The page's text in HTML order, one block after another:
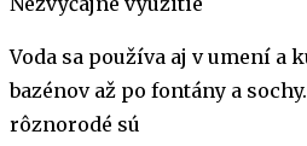
Voda sa používa aj v umení a
bazénov až po fontány a
rôznorodé sú